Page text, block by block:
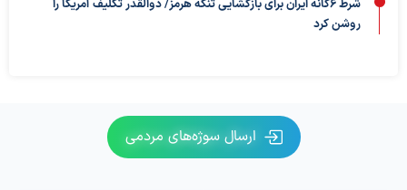
شرط ۶گانه ایران برای بازگشایی تنگه هرمز/ ذوالقدر تکلیف آمریکا را
روشن کرد
ارسال سوژه‌های مردمی